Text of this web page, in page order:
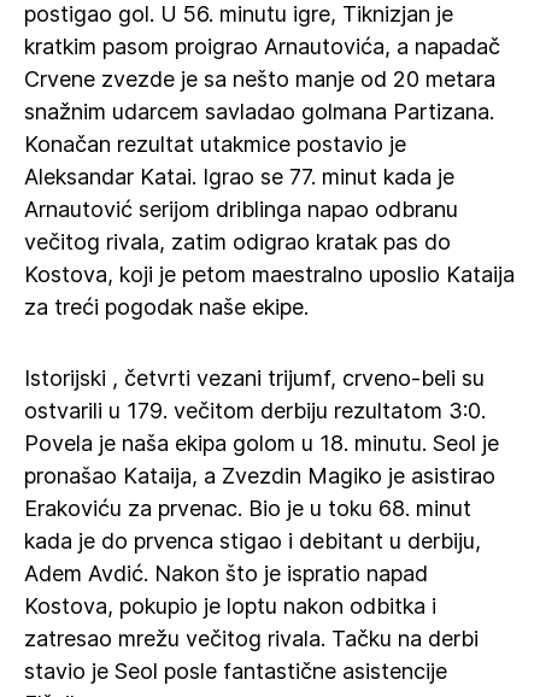
postigao gol. U 56. minutu igre, Tiknizjan je
kratkim pasom proigrao Arnautovića, a napadač
Crvene zvezde je sa nešto manje od 20 metara
snažnim udarcem savladao golmana Partizana.
Konačan rezultat utakmice postavio je
Aleksandar Katai. Igrao se 77. minut kada je
Arnautović serijom driblinga napao odbranu
večitog rivala, zatim odigrao kratak pas do
Kostova, koji je petom maestralno uposlio Kataija
za treći pogodak naše ekipe.
Istorijski , četvrti vezani trijumf, crveno-beli su
ostvarili u 179. večitom derbiju rezultatom 3:0.
Povela je naša ekipa golom u 18. minutu. Seol je
pronašao Kataija, a Zvezdin Magiko je asistirao
Erakoviću za prvenac. Bio je u toku 68. minut
kada je do prvenca stigao i debitant u derbiju,
Adem Avdić. Nakon što je ispratio napad
Kostova, pokupio je loptu nakon odbitka i
zatresao mrežu večitog rivala. Tačku na derbi
stavio je Seol posle fantastične asistencije